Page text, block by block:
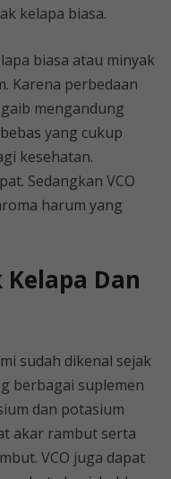
kelapa biasa.
biasa atau minyak
Karena perbedaan
mengandung
yang cukup
kesehatan.
Sedangkan VCO
harum yang
Dan
sudah dikenal sejak
berbagai suplemen
dan potasium
akar rambut serta
VCO juga dapat